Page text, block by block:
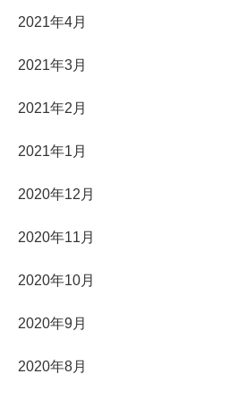
2021年4月
2021年3月
2021年2月
2021年1月
2020年12月
2020年11月
2020年10月
2020年9月
2020年8月